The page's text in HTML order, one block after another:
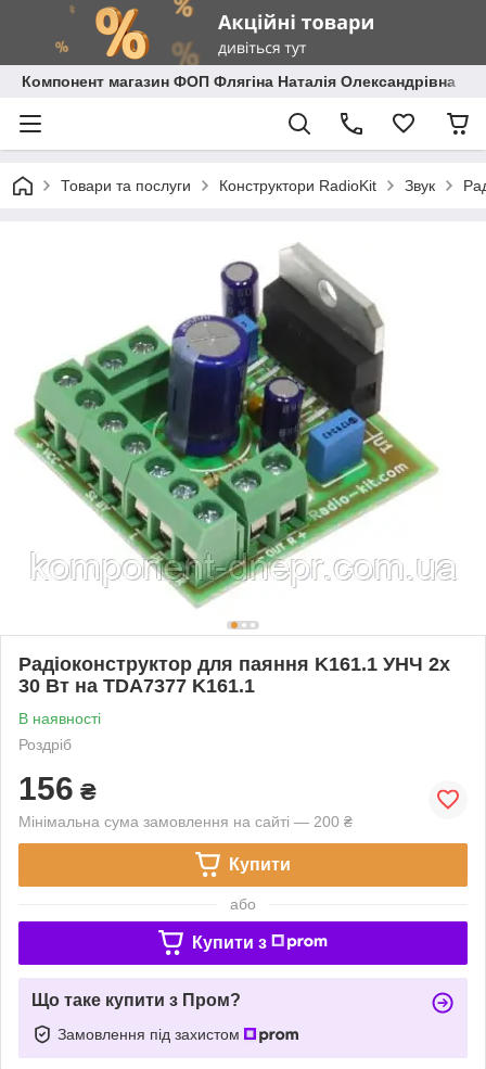
Компонент магазин ФОП Флягіна Наталія Олександрівна
Товари та послуги Конструктори RadioKit Звук
Радіоконструктор для паяння K161.1 УНЧ 2х
30 Вт на TDA7377 K161.1
В наявності
Роздріб
156 ₴
Мінімальна сума замовлення на сайті — 200 ₴
Купити
або
Купити з
Що таке купити з Пром?
Замовлення під захистом